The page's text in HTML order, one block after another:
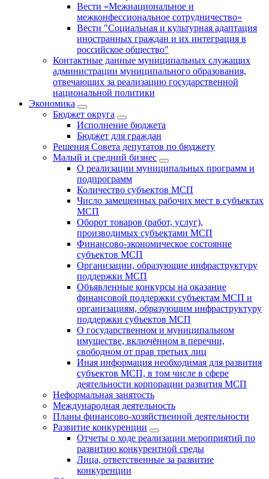
Вести «Межнациональное и
межконфессиональное сотрудничество»
Вести "Социальная и культурная адаптация
иностранных граждан и их интеграция в
российское общество"
Контактные данные муниципальных служащих
администрации муниципального образования,
отвечающих за реализацию государственной
национальной политики
Экономика
Бюджет округa
Исполнение бюджета
Бюджет для граждан
Решения Совета депутатов по бюджету
Малый и средний бизнес
О реализации муниципальных программ и
подпрограмм
Количество субъектов МСП
Число замещенных рабочих мест в субъектах
МСП
Оборот товаров (работ, услуг),
производимых субъектами МСП
Финансово-экономическое состояние
субъектов МСП
Организации, образующие инфраструктуру
поддержки МСП
Объявленные конкурсы на оказание
финансовой поддержки субъектам МСП и
организациям, образующим инфраструктуру
поддержки субъектов МСП
О государственном и муниципальном
имуществе, включённом в перечни,
свободном от прав третьих лиц
Иная информация необходимая для развития
субъектов МСП, в том числе в сфере
деятельности корпорации развития МСП
Неформальная занятость
Международная деятельность
Планы финансово-хозяйственной деятельности
Развитие конкуренции
Отчеты о ходе реализации мероприятий по
развитию конкурентной среды
Лица, ответственные за развитие
конкуренции